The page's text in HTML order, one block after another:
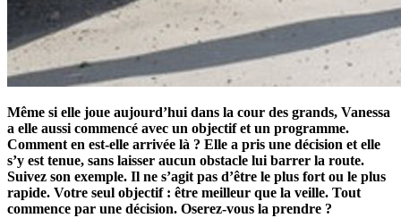
Même si elle joue aujourd’hui dans la cour des grands, Vanessa
a elle aussi commencé avec un objectif et un programme.
Comment en est-elle arrivée là ? Elle a pris une décision et elle
s’y est tenue, sans laisser aucun obstacle lui barrer la route.
Suivez son exemple. Il ne s’agit pas d’être le plus fort ou le plus
rapide. Votre seul objectif : être meilleur que la veille. Tout
commence par une décision. Oserez-vous la prendre ?